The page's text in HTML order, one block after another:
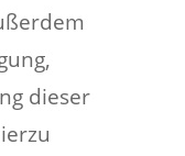
dieser